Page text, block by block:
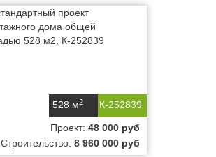
К-252839
528 м2
Проект: 48 000 руб
Строительство: 8 960 000 руб